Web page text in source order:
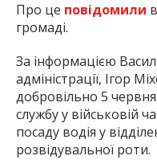
Про це повідомили
громаді.
За інформацією
адміністрації, Ігор
добровільно 5
службу у військовій
посаду водія у
розвідувальної роти.